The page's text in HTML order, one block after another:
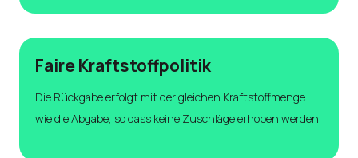
Faire Kraftstoffpolitik
Die Rückgabe erfolgt mit der gleichen Kraftstoffmenge
wie die Abgabe, so dass keine Zuschläge erhoben werden.